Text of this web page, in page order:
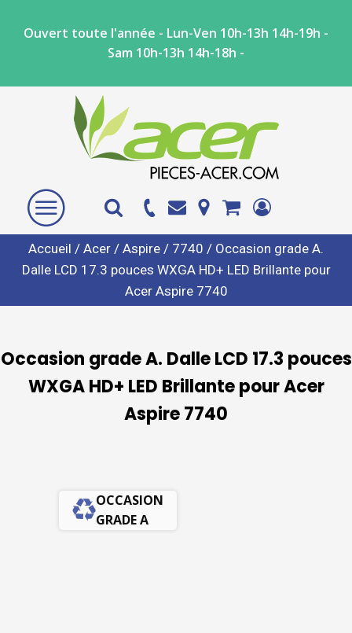
Ouvert toute l'année - Lun-Ven 10h-13h 14h-19h -
Sam 10h-13h 14h-18h -
Accueil / Acer / Aspire / 7740 / Occasion grade A.
Dalle LCD 17.3 pouces WXGA HD+ LED Brillante pour
Acer Aspire 7740
Occasion grade A. Dalle LCD 17.3 pouces
WXGA HD+ LED Brillante pour Acer
Aspire 7740
OCCASION
GRADE A